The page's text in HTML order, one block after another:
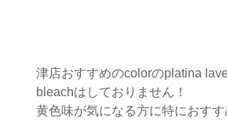
津店おすすめのcolorのplatina
bleachはしておりません！
黄色味が気になる方に特におす